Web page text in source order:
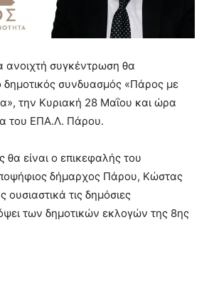
ανοιχτή συγκέντρωση θα
δημοτικός συνδυασμός «Πάρος με
την Κυριακή 28 Μαΐου και ώρα
του ΕΠΑ.Λ. Πάρου.
θα είναι ο επικεφαλής του
δήμαρχος Πάρου, Κώστας
ουσιαστικά τις δημόσιες
των δημοτικών εκλογών της 8ης